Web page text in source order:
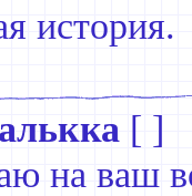
история.
[ ]
на ваш